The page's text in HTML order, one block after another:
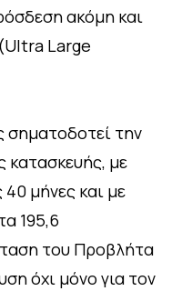
ακόμη και
Large
την
κατασκευής, με
μήνες και με
195,6
του Προβλήτα
όχι μόνο για τον